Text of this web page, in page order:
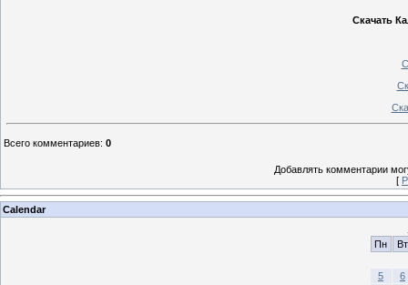
Скачать
Всего комментариев: 0
Добавлять комментарии
[
Calendar
Пн
Вт
5
6